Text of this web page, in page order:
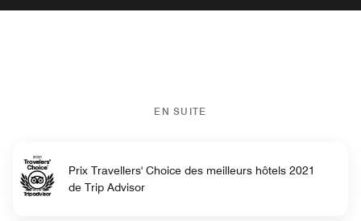
EN SUITE
Prix Travellers' Choice des meilleurs hôtels 2021
de Trip Advisor